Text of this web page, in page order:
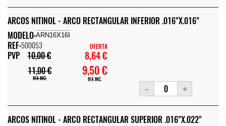
ARCOS NITINOL - ARCO RECTANGULAR INFERIOR .016"X.016"
MODELO:ARN16X16I
REF:500053
PVP
10,00 €
11,00 €
IVA INC.
OFERTA
8,64 €
9,50 €
IVA INC.
- +
ARCOS NITINOL - ARCO RECTANGULAR SUPERIOR .016"X.022"